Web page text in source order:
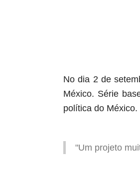
No dia 2 de
México. Série
política do México.
"Um projeto